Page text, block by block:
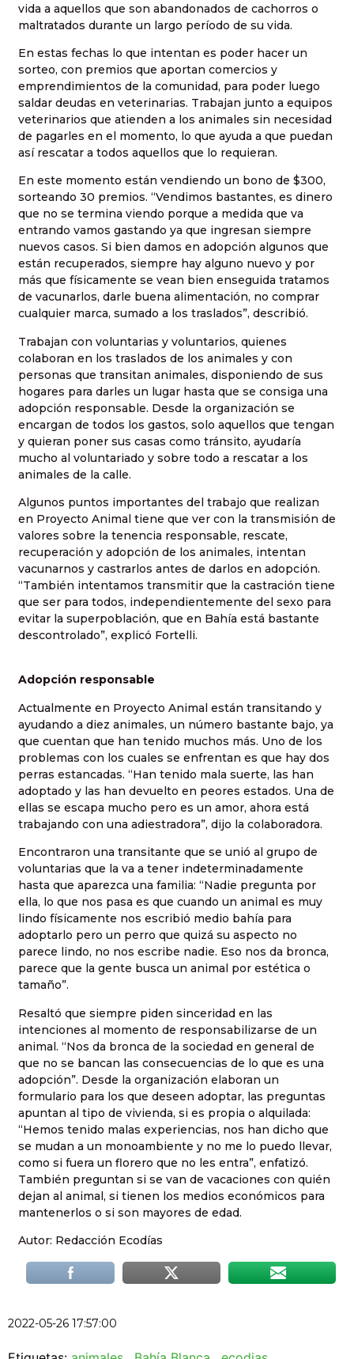
vida a aquellos que son abandonados de cachorros o
maltratados durante un largo período de su vida.
En estas fechas lo que intentan es poder hacer un
sorteo, con premios que aportan comercios y
emprendimientos de la comunidad, para poder luego
saldar deudas en veterinarias. Trabajan junto a equipos
veterinarios que atienden a los animales sin necesidad
de pagarles en el momento, lo que ayuda a que puedan
así rescatar a todos aquellos que lo requieran.
En este momento están vendiendo un bono de $300,
sorteando 30 premios. “Vendimos bastantes, es dinero
que no se termina viendo porque a medida que va
entrando vamos gastando ya que ingresan siempre
nuevos casos. Si bien damos en adopción algunos que
están recuperados, siempre hay alguno nuevo y por
más que físicamente se vean bien enseguida tratamos
de vacunarlos, darle buena alimentación, no comprar
cualquier marca, sumado a los traslados”, describió.
Trabajan con voluntarias y voluntarios, quienes
colaboran en los traslados de los animales y con
personas que transitan animales, disponiendo de sus
hogares para darles un lugar hasta que se consiga una
adopción responsable. Desde la organización se
encargan de todos los gastos, solo aquellos que tengan
y quieran poner sus casas como tránsito, ayudaría
mucho al voluntariado y sobre todo a rescatar a los
animales de la calle.
Algunos puntos importantes del trabajo que realizan
en Proyecto Animal tiene que ver con la transmisión de
valores sobre la tenencia responsable, rescate,
recuperación y adopción de los animales, intentan
vacunarnos y castrarlos antes de darlos en adopción.
“También intentamos transmitir que la castración tiene
que ser para todos, independientemente del sexo para
evitar la superpoblación, que en Bahía está bastante
descontrolado”, explicó Fortelli.
Adopción responsable
Actualmente en Proyecto Animal están transitando y
ayudando a diez animales, un número bastante bajo, ya
que cuentan que han tenido muchos más. Uno de los
problemas con los cuales se enfrentan es que hay dos
perras estancadas. “Han tenido mala suerte, las han
adoptado y las han devuelto en peores estados. Una de
ellas se escapa mucho pero es un amor, ahora está
trabajando con una adiestradora”, dijo la colaboradora.
Encontraron una transitante que se unió al grupo de
voluntarias que la va a tener indeterminadamente
hasta que aparezca una familia: “Nadie pregunta por
ella, lo que nos pasa es que cuando un animal es muy
lindo físicamente nos escribió medio bahía para
adoptarlo pero un perro que quizá su aspecto no
parece lindo, no nos escribe nadie. Eso nos da bronca,
parece que la gente busca un animal por estética o
tamaño”.
Resaltó que siempre piden sinceridad en las
intenciones al momento de responsabilizarse de un
animal. “Nos da bronca de la sociedad en general de
que no se bancan las consecuencias de lo que es una
adopción”. Desde la organización elaboran un
formulario para los que deseen adoptar, las preguntas
apuntan al tipo de vivienda, si es propia o alquilada:
“Hemos tenido malas experiencias, nos han dicho que
se mudan a un monoambiente y no me lo puedo llevar,
como si fuera un florero que no les entra”, enfatizó.
También preguntan si se van de vacaciones con quién
dejan al animal, si tienen los medios económicos para
mantenerlos o si son mayores de edad.
Autor: Redacción Ecodías
2022-05-26 17:57:00